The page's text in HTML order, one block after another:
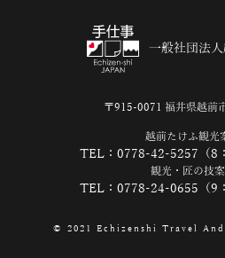
一般社団法
〒915-0071 福井県越前
越前たけふ観光
TEL：0778-42-5257（8
観光・匠の技
TEL：0778-24-0655（9
© 2021 Echizenshi Travel